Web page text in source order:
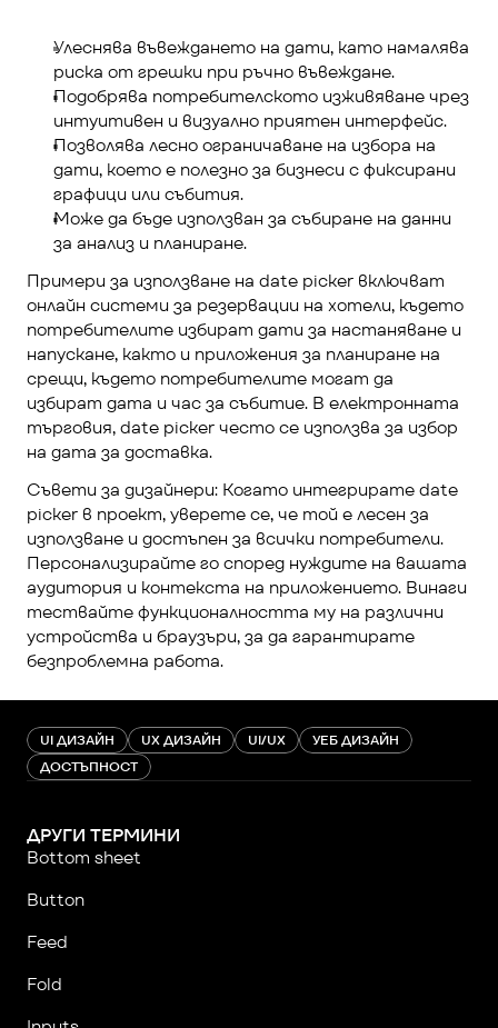
Улеснява въвеждането на дати, като намалява
риска от грешки при ръчно въвеждане.
Подобрява потребителското изживяване чрез
интуитивен и визуално приятен интерфейс.
Позволява лесно ограничаване на избора на
дати, което е полезно за бизнеси с фиксирани
графици или събития.
Може да бъде използван за събиране на данни
за анализ и планиране.
Примери за използване на date picker включват
онлайн системи за резервации на хотели, където
потребителите избират дати за настаняване и
напускане, както и приложения за планиране на
срещи, където потребителите могат да
избират дата и час за събитие. В електронната
търговия, date picker често се използва за избор
на дата за доставка.
Съвети за дизайнери: Когато интегрирате date
picker в проект, уверете се, че той е лесен за
използване и достъпен за всички потребители.
Персонализирайте го според нуждите на вашата
аудитория и контекста на приложението. Винаги
тествайте функционалността му на различни
устройства и браузъри, за да гарантирате
безпроблемна работа.
UI ДИЗАЙН UX ДИЗАЙН UI/UX
УЕБ ДИЗАЙН
ДОСТЪПНОСТ
ДРУГИ ТЕРМИНИ
Bottom sheet
Button
Feed
Fold